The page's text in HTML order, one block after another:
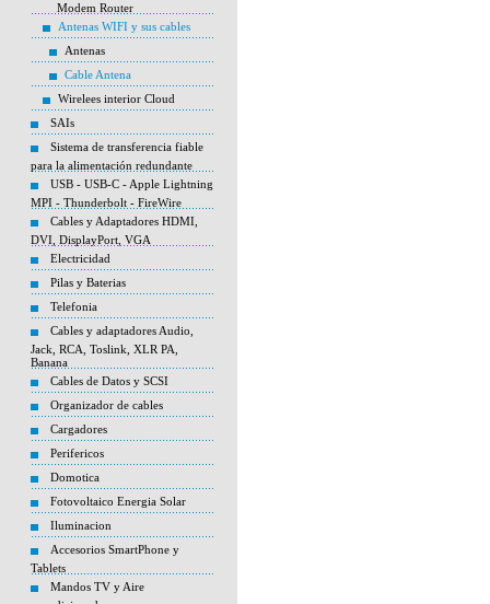
Modem Router
Antenas WIFI y sus cables
Antenas
Cable Antena
Wirelees interior Cloud
SAIs
Sistema de transferencia fiable
para la alimentación redundante
USB - USB-C - Apple Lightning
MPI - Thunderbolt - FireWire
Cables y Adaptadores HDMI,
DVI, DisplayPort, VGA
Electricidad
Pilas y Baterias
Telefonia
Cables y adaptadores Audio,
Jack, RCA, Toslink, XLR PA,
Banana
Cables de Datos y SCSI
Organizador de cables
Cargadores
Perifericos
Domotica
Fotovoltaico Energia Solar
Iluminacion
Accesorios SmartPhone y
Tablets
Mandos TV y Aire